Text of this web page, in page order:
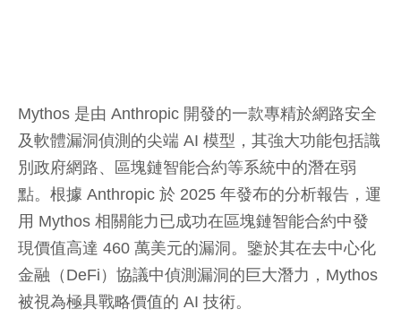
Mythos 是由 Anthropic 開發的一款專精於網路安全
及軟體漏洞偵測的尖端 AI 模型，其強大功能包括識
別政府網路、區塊鏈智能合約等系統中的潛在弱
點。根據 Anthropic 於 2025 年發布的分析報告，運
用 Mythos 相關能力已成功在區塊鏈智能合約中發
現價值高達 460 萬美元的漏洞。鑒於其在去中心化
金融（DeFi）協議中偵測漏洞的巨大潛力，Mythos
被視為極具戰略價值的 AI 技術。